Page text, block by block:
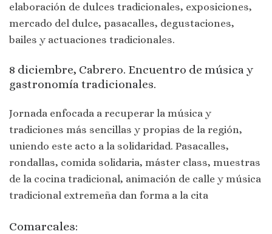
elaboración de dulces tradicionales, exposiciones,
mercado del dulce, pasacalles, degustaciones,
bailes y actuaciones tradicionales.
8 diciembre, Cabrero. Encuentro de música y
gastronomía tradicionales.
Jornada enfocada a recuperar la música y
tradiciones más sencillas y propias de la región,
uniendo este acto a la solidaridad. Pasacalles,
rondallas, comida solidaria, máster class, muestras
de la cocina tradicional, animación de calle y música
tradicional extremeña dan forma a la cita
Comarcales: